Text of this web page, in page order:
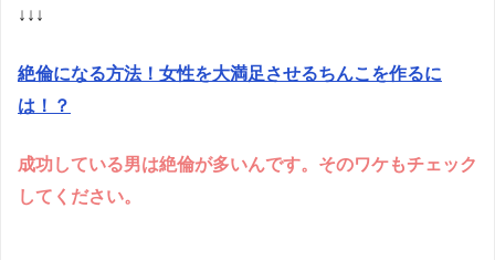
↓↓↓
絶倫になる方法！女性を大満足させるちんこを作るに
は！？
成功している男は絶倫が多いんです。そのワケもチェック
してください。